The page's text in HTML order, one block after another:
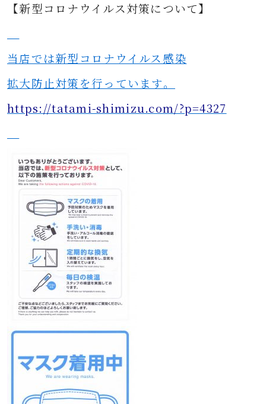
【新型コロナウイルス対策について】
当店では新型コロナウイルス感染
拡大防止対策を行っています。
https://tatami-shimizu.com/?p=4327